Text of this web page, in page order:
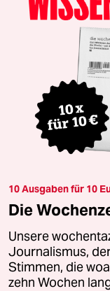
10 Ausgaben für 10
Die
Unsere
Journalismus,
Stimmen, die
zehn Wochen